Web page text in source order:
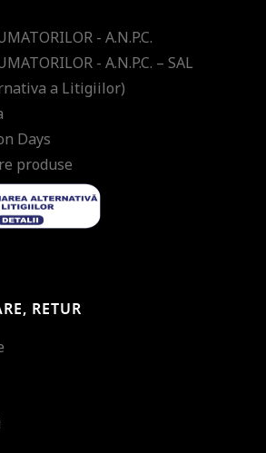
- A.N.P.C.
- A.N.P.C. – SAL
a Litigiilor)
Days
produse
RETUR